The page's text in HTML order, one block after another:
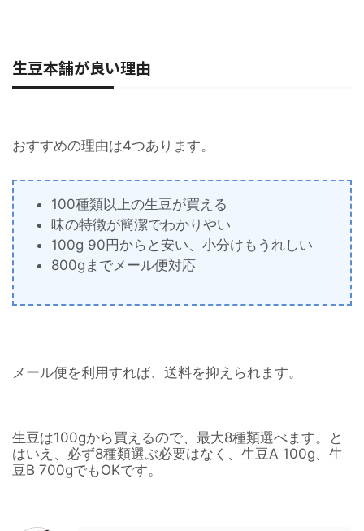
生豆本舗が良い理由
おすすめの理由は4つあります。
100種類以上の生豆が買える
味の特徴が簡潔でわかりやい
100g 90円からと安い、小分けもうれしい
800gまでメール便対応
メール便を利用すれば、送料を抑えられます。
生豆は100gから買えるので、最大8種類選べます。と
はいえ、必ず8種類選ぶ必要はなく、生豆A 100g、生
豆B 700gでもOKです。